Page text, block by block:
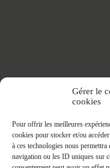
Gérer le
cookies
Pour offrir les meilleures
cookies pour stocker et/ou
à ces technologies nous
navigation ou les ID uniques sur
Adhésifs SANS PVC
Nappes
Protège Table
Nappes SANS PVC
Tapis PRATIC
Affaires à faire